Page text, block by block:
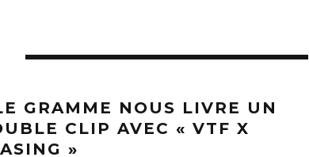
GRAMME NOUS LIVRE UN
CLIP AVEC « VTF X
»